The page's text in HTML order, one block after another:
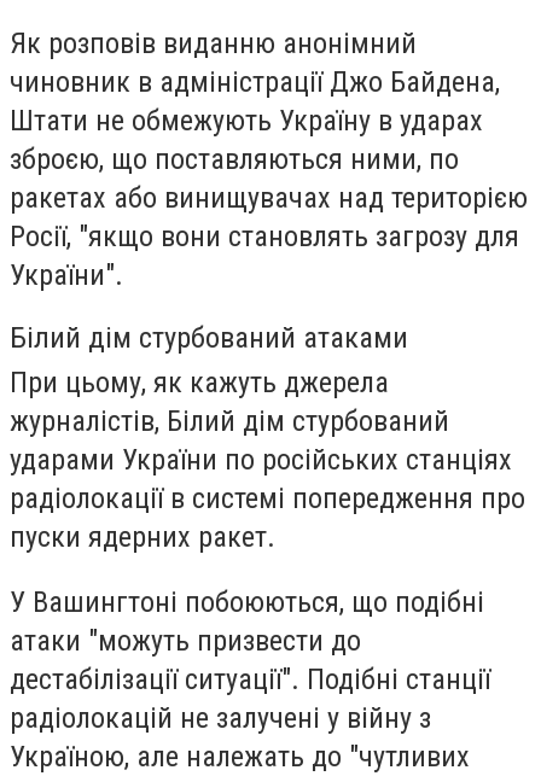
Як розповів виданню анонімний
чиновник в адміністрації Джо Байдена,
Штати не обмежують Україну в ударах
зброєю, що поставляються ними, по
ракетах або винищувачах над територією
Росії, "якщо вони становлять загрозу для
України".
Білий дім стурбований атаками
При цьому, як кажуть джерела
журналістів, Білий дім стурбований
ударами України по російських станціях
радіолокації в системі попередження про
пуски ядерних ракет.
У Вашингтоні побоюються, що подібні
атаки "можуть призвести до
дестабілізації ситуації". Подібні станції
радіолокацій не залучені у війну з
Україною, але належать до "чутливих